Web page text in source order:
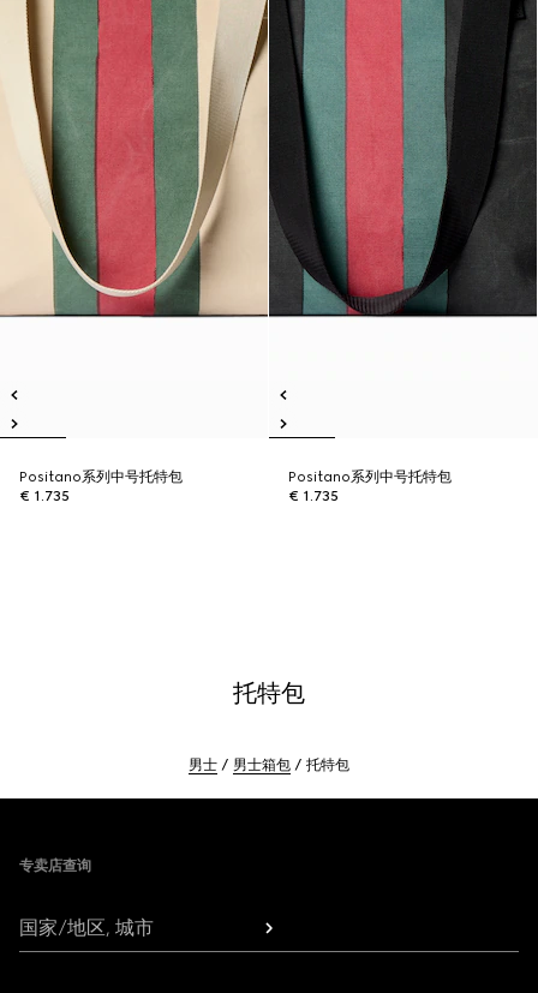
Positano系列中号托特包
€ 1.735
Positano系列中号托特包
€ 1.735
托特包
男士 男士箱包 托特包
专卖店查询
国家/地区, 城市